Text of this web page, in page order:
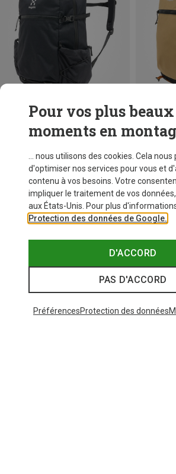
Vous économisez 49% Vous
Pour vos plus beaux
moments en
... nous utilisons des cookies. Cela
d'optimiser nos services pour vous et
contenu à vos besoins. Votre
impliquer le traitement de vos
aux États-Unis. Pour plus
Protection des données de Google.
D'ACCORD
PAS D'ACCORD
PréférencesProtection des données